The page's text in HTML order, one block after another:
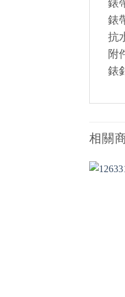
錶
錶
抗
附
錶
相關